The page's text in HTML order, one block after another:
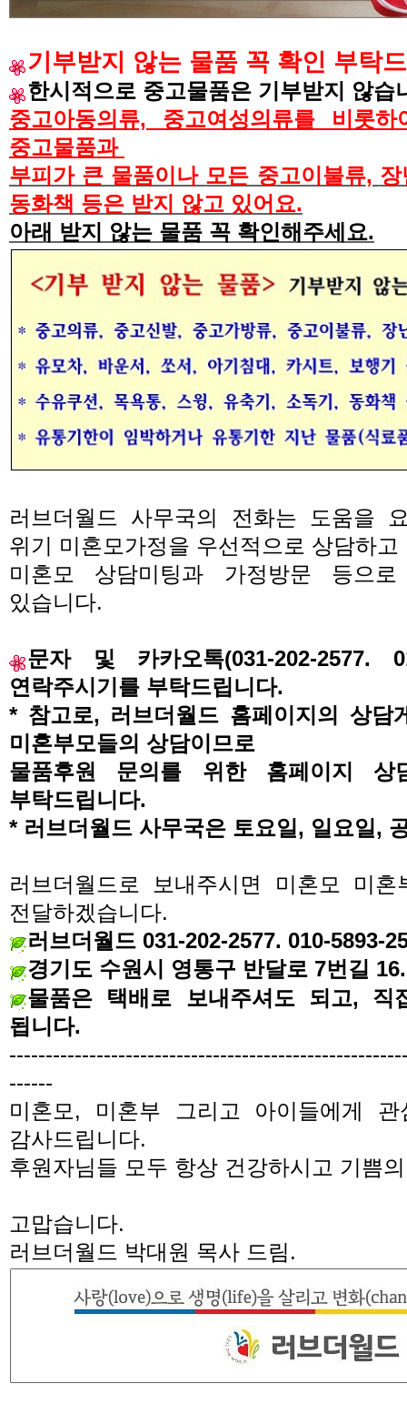
기부받지 않는 물품 꼭 확인 부탁
한시적으로 중고물품은 기부받지 않습
중고아동의류, 중고여성의류를 비롯
중고물품과
부피가 큰 물품이나 모든 중고이불류, 장
동화책 등은 받지 않고 있어요.
아래 받지 않는 물품 꼭 확인해주세요.
러브더월드 사무국의 전화는 도움을
위기 미혼모가정을 우선적으로 상담하고
미혼모 상담미팅과 가정방문 등으
있습니다.
문자 및 카카오톡(031-202-2577.
연락주시기를 부탁드립니다.
* 참고로, 러브더월드 홈페이지의 상담
미혼부모들의 상담이므로
물품후원 문의를 위한 홈페이지 상
부탁드립니다.
* 러브더월드 사무국은 토요일, 일요일,
러브더월드로 보내주시면 미혼모 미
전달하겠습니다.
러브더월드 031-202-2577. 010-5893-
경기도 수원시 영통구 반달로 7번길
물품은 택배로 보내주셔도 되고, 직
됩니다.
------
미혼모 , 미혼부 그리고 아이들에게 관
감사드립니다.
후원자님들 모두 항상 건강하시고 기쁨
고맙습니다.
러브더월드 박대원 목사 드림.